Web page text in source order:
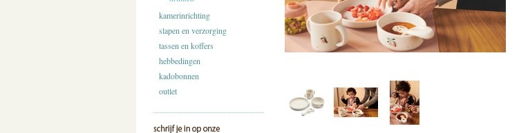
kamerinrichting
slapen en verzorging
tassen en koffers
hebbedingen
kadobonnen
outlet